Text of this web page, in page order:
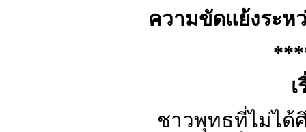
ความขัดแย้งระห
ชาวพุทธที่ไม่ได้ศึกษา